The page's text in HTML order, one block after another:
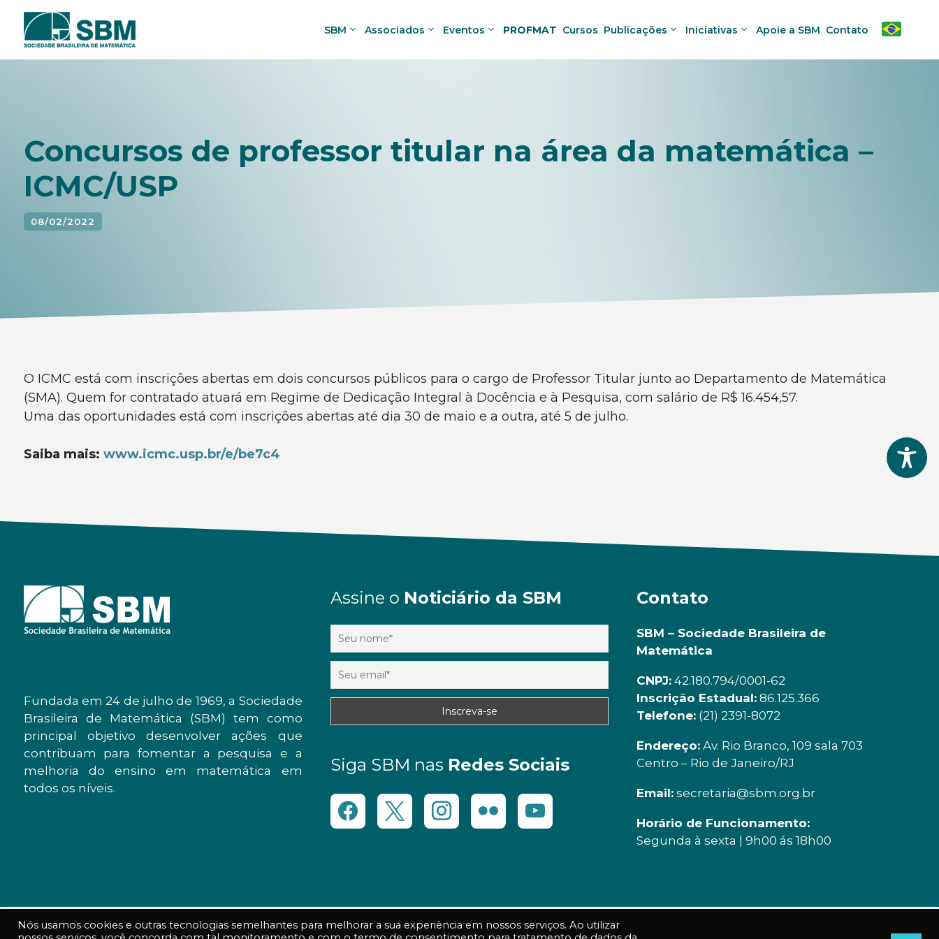
Pular
para
SBM Associados Eventos PROFMAT Cursos Publicações Iniciativas Apoie a SBM Contato
Concursos de professor titular na área da matemática –
ICMC/USP
08/02/2022
O ICMC está com inscrições abertas em dois concursos públicos para o cargo de Professor Titular junto ao Departamento de Matemática
(SMA). Quem for contratado atuará em Regime de Dedicação Integral à Docência e à Pesquisa, com salário de R$ 16.454,57.
Uma das oportunidades está com inscrições abertas até dia 30 de maio e a outra, até 5 de julho.
Saiba mais: www.icmc.usp.br/e/be7c4
Fundada em 24 de julho de 1969, a Sociedade
Brasileira de Matemática (SBM) tem como
principal objetivo desenvolver ações que
contribuam para fomentar a pesquisa e a
melhoria do ensino em matemática em
todos os níveis.
Assine o Noticiário da SBM
Siga SBM nas Redes Sociais
Contato
SBM – Sociedade Brasileira de
Matemática
CNPJ: 42.180.794/0001-62
Inscrição Estadual: 86.125.366
Telefone: (21) 2391-8072
Endereço: Av. Rio Branco, 109 sala 703
Centro – Rio de Janeiro/RJ
Email: secretaria@sbm.org.br
Horário de Funcionamento:
Segunda à sexta | 9h00 ás 18h00
Acessos a essa página: 3121
Nós usamos cookies e outras tecnologias semelhantes para melhorar a sua experiência em nossos serviços. Ao utilizar